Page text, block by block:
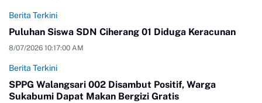
Berita Terkini
Puluhan Siswa SDN Ciherang 01 Diduga Keracunan
8/07/2026 10:17:00 AM
Berita Terkini
SPPG Walangsari 002 Disambut Positif, Warga
Sukabumi Dapat Makan Bergizi Gratis